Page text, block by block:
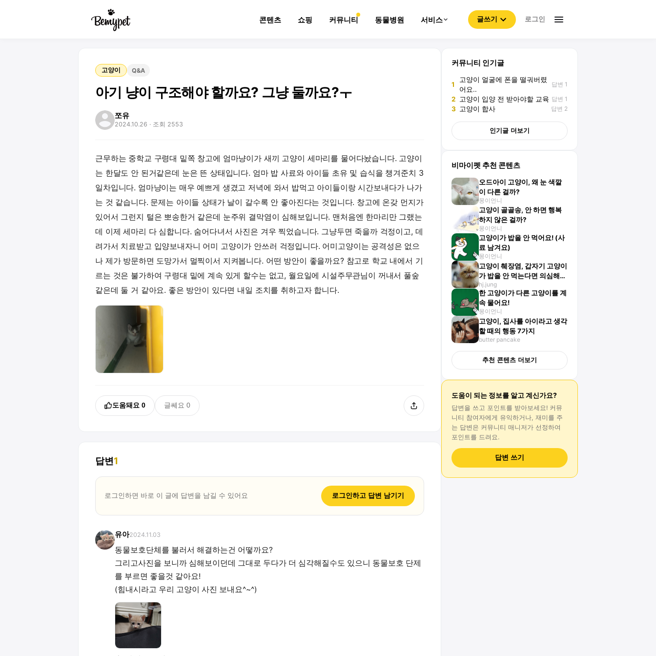
콘텐츠 쇼핑 커뮤니티 동물병원 서비스 글쓰기 로그인
고양이 Q&A
아기 냥이 구조해야 할까요? 그냥 둘까요?ㅜ
쪼유
2024.10.26 · 조회 2553
근무하는 중학교 구령대 밑쪽 창고에 엄마냥이가 새끼 고양이 세마리를 물어다놨습니다. 고양이
는 한달도 안 된거같은데 눈은 뜬 상태입니다. 엄마 밥 사료와 아이들 초유 및 습식을 챙겨준치 3
일차입니다. 엄마냥이는 매우 예쁘게 생겼고 저녁에 와서 밥먹고 아이들이랑 시간보내다가 나가
는 것 같습니다. 문제는 아이들 상태가 날이 갈수록 안 좋아진다는 것입니다. 창고에 온갖 먼지가
있어서 그런지 털은 뽀송한거 같은데 눈주위 결막염이 심해보입니다. 맨처음엔 한마리만 그랬는
데 이제 세마리 다 심합니다. 숨어다녀서 사진은 겨우 찍었습니다. 그냥두면 죽을까 걱정이고, 데
려가서 치료받고 입양보내자니 어미 고양이가 안쓰러 걱정입니다. 어미고양이는 공격성은 없으
나 제가 방문하면 도망가서 멀찍이서 지켜봅니다. 어떤 방안이 좋을까요? 참고로 학교 내에서 기
르는 것은 불가하여 구령대 밑에 계속 있게 할수는 없고, 월요일에 시설주무관님이 꺼내서 풀숲
같은데 둘 거 같아요. 좋은 방안이 있다면 내일 조치를 취하고자 합니다.
도움돼요 0 글쎄요 0
답변1
로그인하면 바로 이 글에 답변을 남길 수 있어요 로그인하고 답변 남기기
유아2024.11.03
동물보호단체를 불러서 해결하는건 어떻까요?
그리고사진을 보니까 심해보이던데 그대로 두다가 더 심각해질수도 있으니 동물보호 단제
를 부르면 좋을것 같아요!
(힘내시라고 우리 고양이 사진 보내요^~^)
커뮤니티 인기글
1
고양이 얼굴에 폰을 떨궈버렸
어요..
답변 1
2 고양이 입양 전 받아야할 교육 답변 1
3 고양이 합사 답변 2
인기글 더보기
비마이펫 추천 콘텐츠
오드아이 고양이, 왜 눈 색깔
이 다른 걸까?
몽이언니
고양이 골골송, 안 하면 행복
하지 않은 걸까?
몽이언니
고양이가 밥을 안 먹어요! (사
료 남겨요)
몽이언니
고양이 췌장염, 갑자기 고양이
가 밥을 안 먹는다면 의심해야
해요!
hj.jung
한 고양이가 다른 고양이를 계
속 물어요!
몽이언니
고양이, 집사를 아이라고 생각
할 때의 행동 7가지
butter pancake
추천 콘텐츠 더보기
도움이 되는 정보를 알고 계신가요?
답변 을 쓰고 포인트를 받아보세요! 커뮤
니티 참여자에게 유익하거나, 재미를 주
는 답변 은 커뮤니티 매니저가 선정하여
포인트를 드려요.
답변 쓰기